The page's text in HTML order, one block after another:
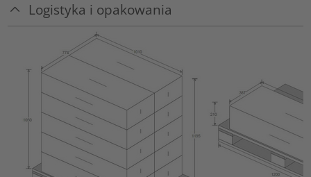
Logistyka i opakowania